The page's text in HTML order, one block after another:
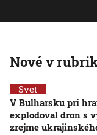
Nové v
Svet
V Bulharsku pri
explodoval dron s
zrejme